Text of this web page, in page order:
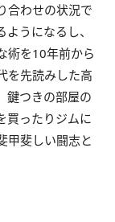
合わせの状況で
うになるし、
術を10年前から
を先読みした高
鍵つきの部屋の
買ったりジムに
甲斐しい闘志と